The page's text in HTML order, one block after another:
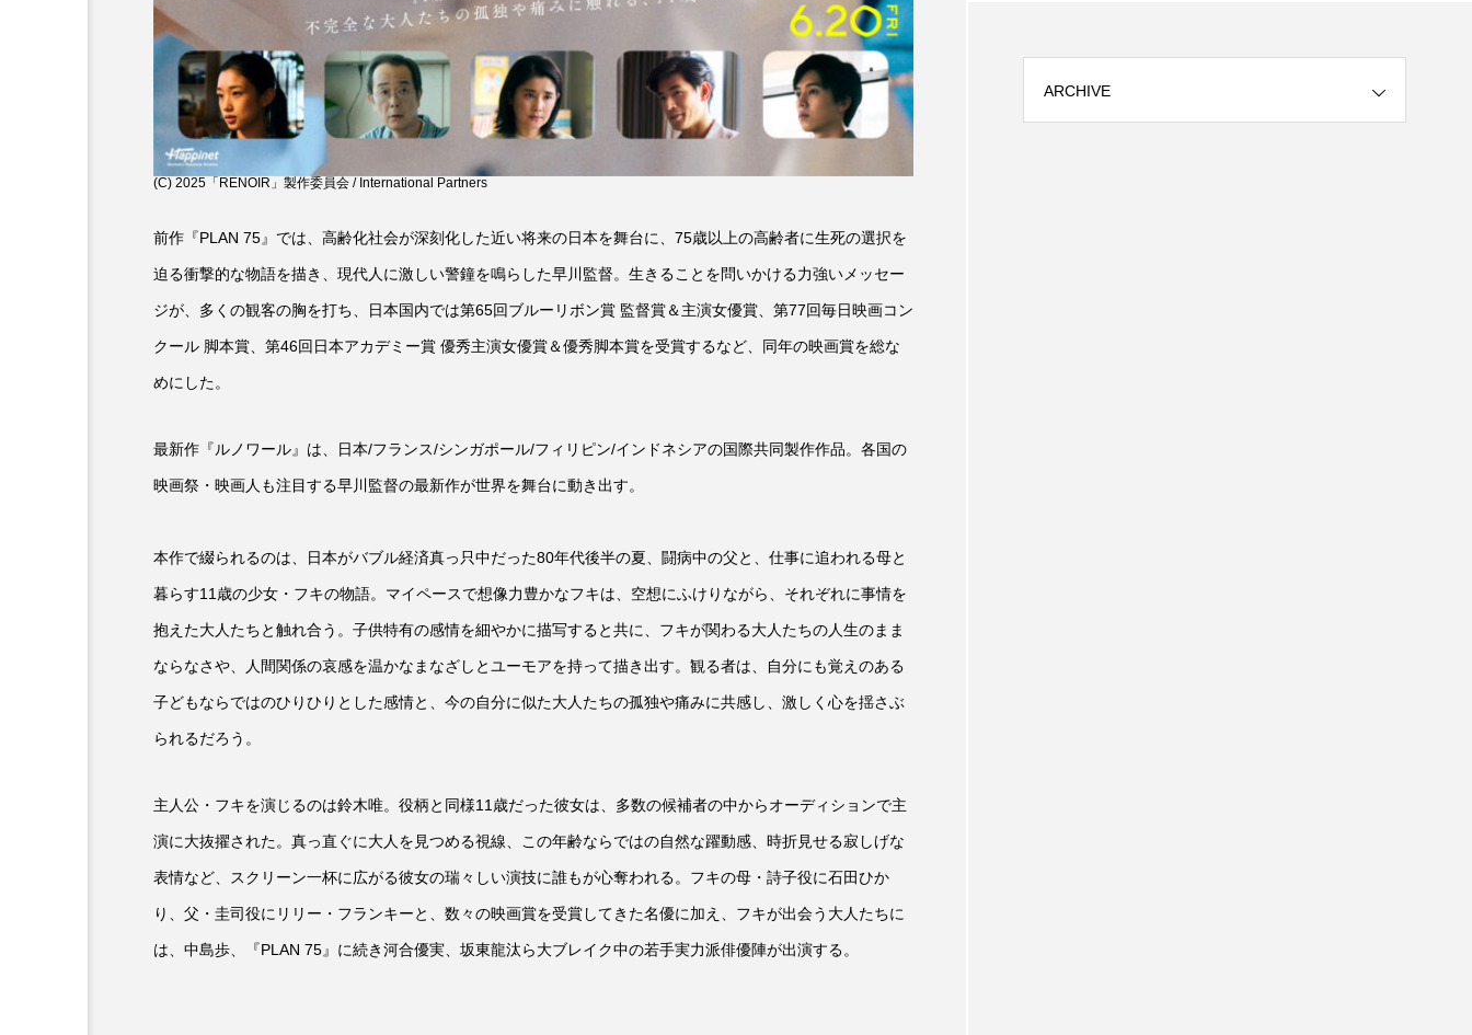
(C) 2025「RENOIR」製作委員会 / International Partners
前作『PLAN 75』では、高齢化社会が深刻化した近い将来の日本を舞台に、75歳以上の高齢者に生死の選択を
迫る衝撃的な物語を描き、現代人に激しい警鐘を鳴らした早川監督。生きることを問いかける力強いメッセー
ジが、多くの観客の胸を打ち、日本国内では第65回ブルーリボン賞 監督賞＆主演女優賞、第77回毎日映画コン
クール 脚本賞、第46回日本アカデミー賞 優秀主演女優賞＆優秀脚本賞を受賞するなど、同年の映画賞を総な
めにした。
最新作『ルノワール』は、日本/フランス/シンガポール/フィリピン/インドネシアの国際共同製作作品。各国の
映画祭・映画人も注目する早川監督の最新作が世界を舞台に動き出す。
本作で綴られるのは、日本がバブル経済真っ只中だった80年代後半の夏、闘病中の父と、仕事に追われる母と
暮らす11歳の少女・フキの物語。マイペースで想像力豊かなフキは、空想にふけりながら、それぞれに事情を
抱えた大人たちと触れ合う。子供特有の感情を細やかに描写すると共に、フキが関わる大人たちの人生のまま
ならなさや、人間関係の哀感を温かなまなざしとユーモアを持って描き出す。観る者は、自分にも覚えのある
子どもならではのひりひりとした感情と、今の自分に似た大人たちの孤独や痛みに共感し、激しく心を揺さぶ
られるだろう。
主人公・フキを演じるのは鈴木唯。役柄と同様11歳だった彼女は、多数の候補者の中からオーディションで主
演に大抜擢された。真っ直ぐに大人を見つめる視線、この年齢ならではの自然な躍動感、時折見せる寂しげな
表情など、スクリーン一杯に広がる彼女の瑞々しい演技に誰もが心奪われる。フキの母・詩子役に石田ひか
り、父・圭司役にリリー・フランキーと、数々の映画賞を受賞してきた名優に加え、フキが出会う大人たちに
は、中島歩、『PLAN 75』に続き河合優実、坂東龍汰ら大ブレイク中の若手実力派俳優陣が出演する。
ARCHIVE